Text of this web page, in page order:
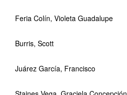
Feria Colín, Violeta Guadalupe
Burris, Scott
Juárez García, Francisco